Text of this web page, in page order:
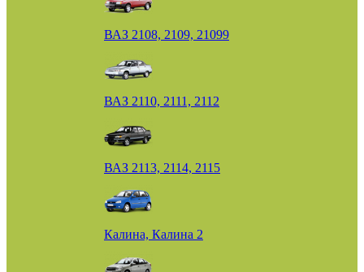
ВАЗ 2108, 2109, 21099
ВАЗ 2110, 2111, 2112
ВАЗ 2113, 2114, 2115
Калина, Калина 2